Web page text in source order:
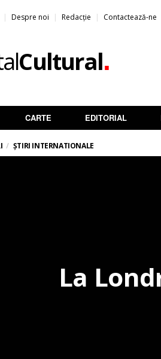
Despre noi Redacție Contactează-ne
Cultural.
CARTE EDITORIAL
ȘTIRI INTERNATIONALE
La